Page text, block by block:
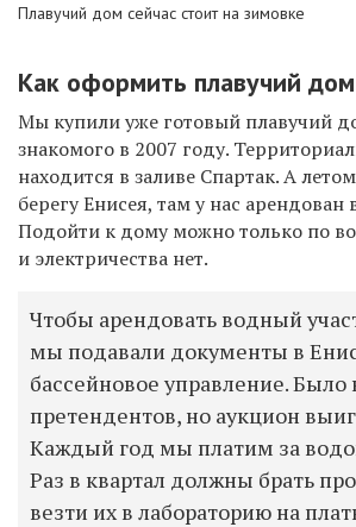
Плавучий дом сейчас стоит на зимовке
Как оформить плавучий дом
Мы купили уже готовый плавучий
знакомого в 2007 году.
находится в заливе Спартак. А
берегу Енисея, там у нас арендован
Подойти к дому можно только по
и электричества нет.
Чтобы арендовать водный
мы подавали документы в
бассейновое управление. Было
претендентов, но аукцион
Каждый год мы платим за
Раз в квартал должны брать
везти их в лабораторию на